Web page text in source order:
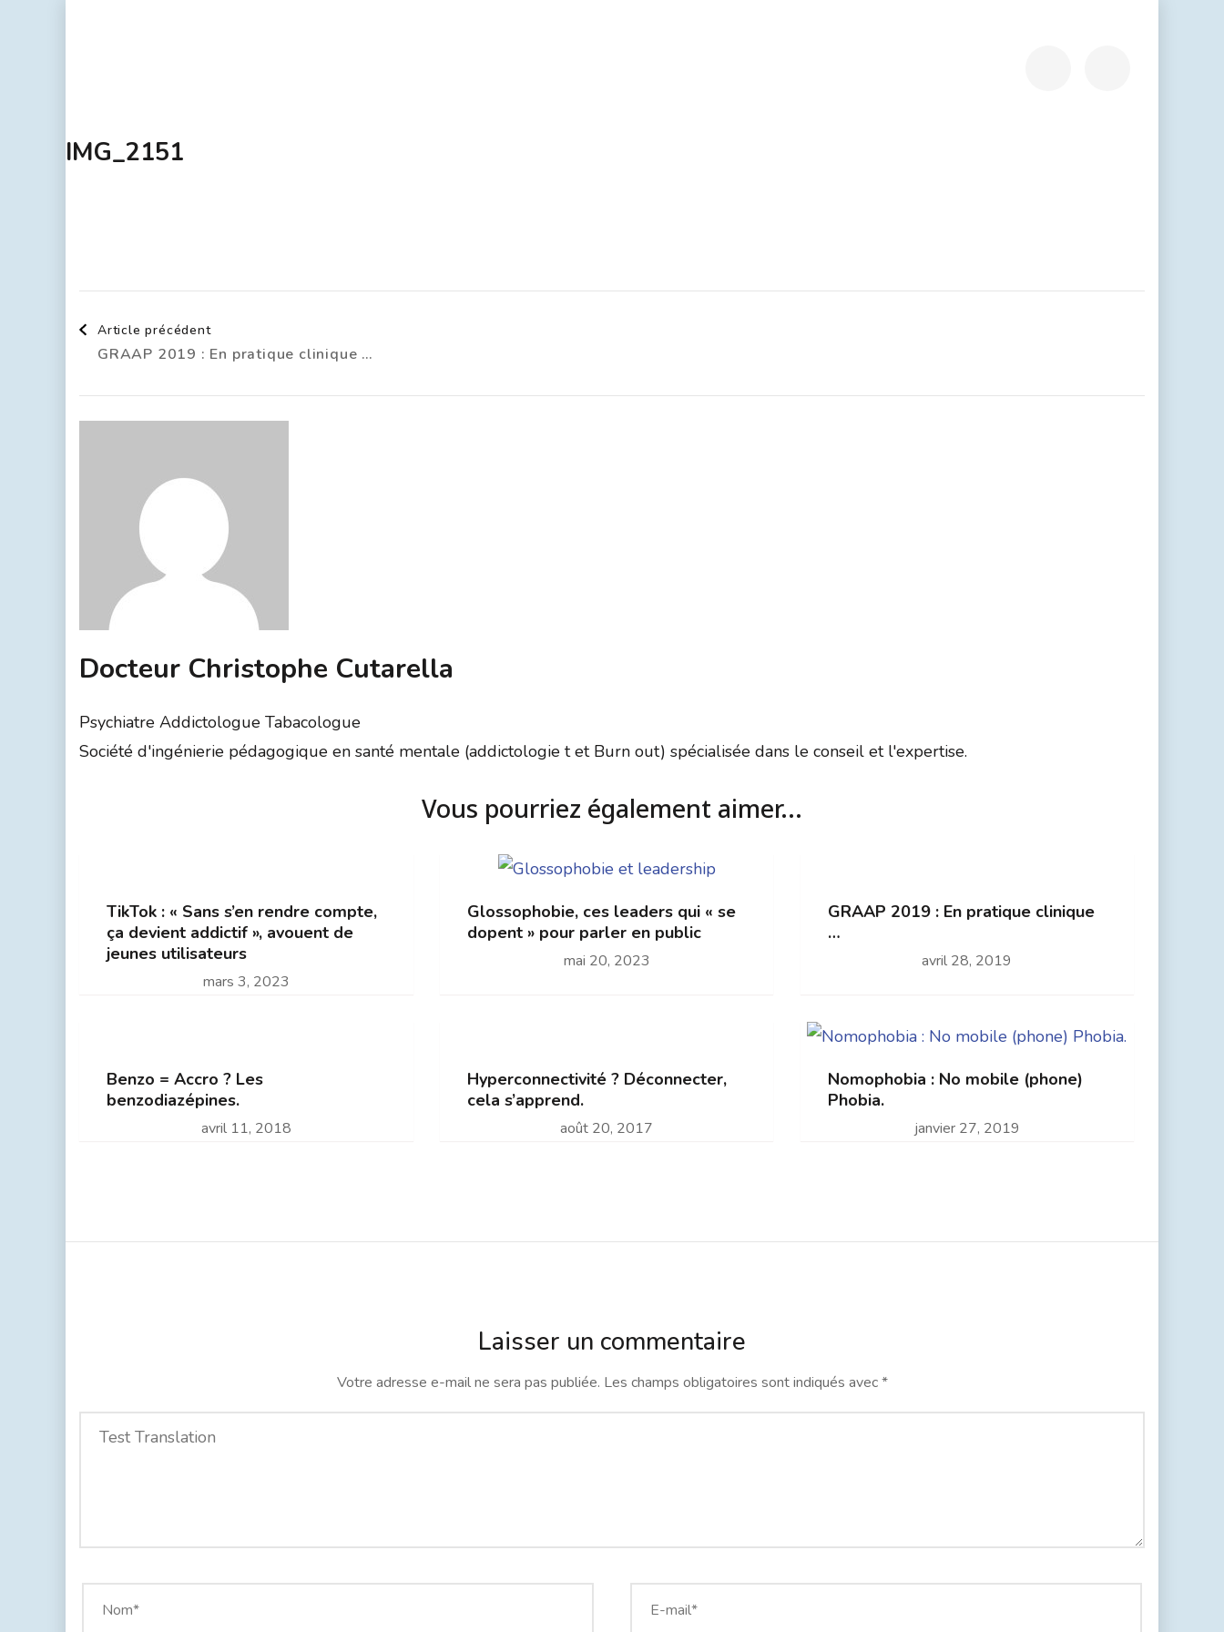
IMG_2151
Article précédent
GRAAP 2019 : En pratique clinique …
Docteur Christophe Cutarella
Psychiatre Addictologue Tabacologue
Société d'ingénierie pédagogique en santé mentale (addictologie t et Burn out) spécialisée dans le conseil et l'expertise.
Vous pourriez également aimer...
TikTok : « Sans s’en rendre compte,
ça devient addictif », avouent de
jeunes utilisateurs
mars 3, 2023
Glossophobie, ces leaders qui « se
dopent » pour parler en public
mai 20, 2023
GRAAP 2019 : En pratique clinique
…
avril 28, 2019
Benzo = Accro ? Les
benzodiazépines.
avril 11, 2018
Hyperconnectivité ? Déconnecter,
cela s’apprend.
août 20, 2017
Nomophobia : No mobile (phone)
Phobia.
janvier 27, 2019
Laisser un commentaire
Votre adresse e-mail ne sera pas publiée. Les champs obligatoires sont indiqués avec*